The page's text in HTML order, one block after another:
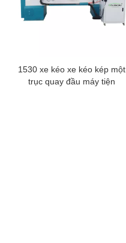
1530 xe kéo xe kéo kép một
trục quay đầu máy tiện